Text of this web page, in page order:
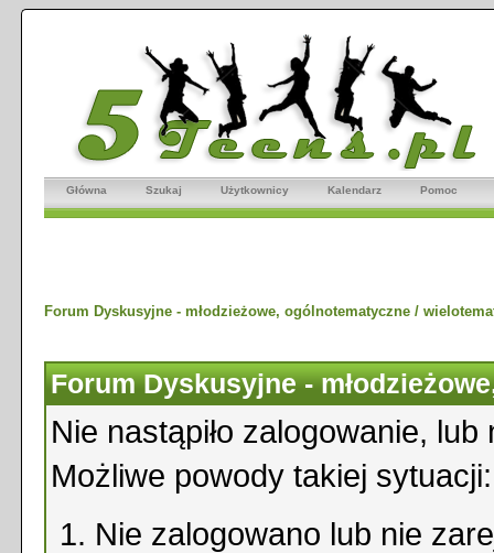
Główna Szukaj Użytkownicy Kalendarz Pomoc
Forum Dyskusyjne - młodzieżowe, ogólnotematyczne /
Forum Dyskusyjne -
Nie nastąpiło zalogowanie,
Możliwe powody takiej sytuacji:
Nie zalogowano lub nie